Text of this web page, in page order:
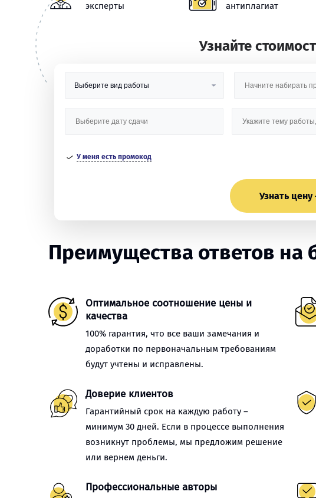
эксперты
антиплагиат
Узнайте
У меня есть промокод
Узнать
Преимущества ответов на
Оптимальное соотношение цены и
качества
100% гарантия, что все ваши замечания и
доработки по первоначальным требованиям
будут учтены и исправлены.
Доверие клиентов
Гарантийный срок на каждую работу –
минимум 30 дней. Если в процессе выполнения
возникнут проблемы, мы предложим решение
или вернем деньги.
Профессиональные авторы